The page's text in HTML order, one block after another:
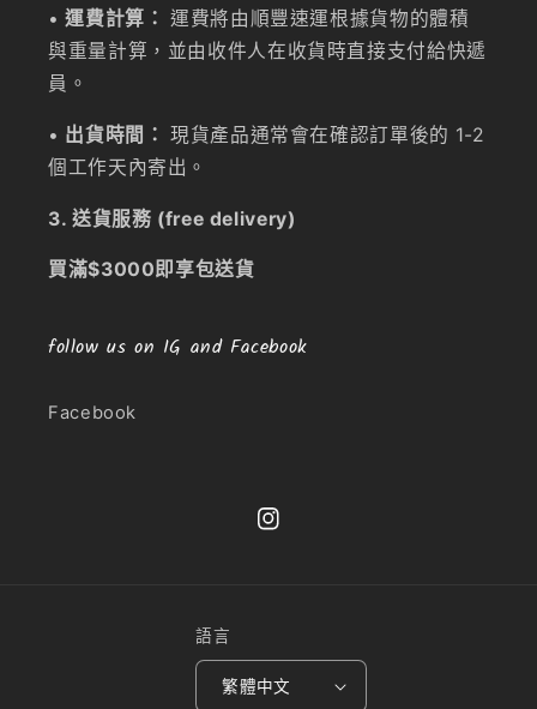
•運費計算： 運費將由順豐速運根據貨物的體積
與重量計算，並由收件人在收貨時直接支付給快遞
員。
• 出貨時間： 現貨產品通常會在確認訂單後的 1-2
個工作天內寄出。
3. 送貨服務 (free delivery)
買滿$3000即享包送貨
follow us on IG and Facebook
Facebook
Instagram
語言
繁體中文